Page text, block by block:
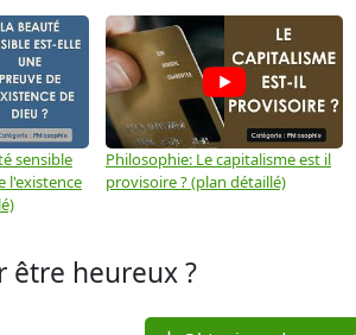
sensible
l'existence
Philosophie: Le capitalisme est il
provisoire ? (plan détaillé)
être heureux ?